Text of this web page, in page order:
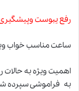
رفع یبوست وپیشگیری
ساعت مناسب خواب
اهمیت ویژه به حالات
به فراموشی سپرده